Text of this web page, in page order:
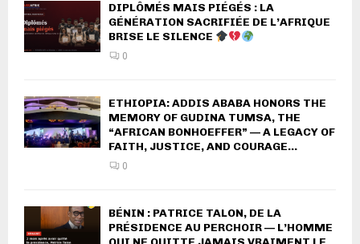
DIPLÔMÉS MAIS PIÉGÉS : LA
GÉNÉRATION SACRIFIÉE DE L’AFRIQUE
BRISE LE SILENCE
0
ETHIOPIA: ADDIS ABABA HONORS THE
MEMORY OF GUDINA TUMSA, THE
“AFRICAN BONHOEFFER” — A LEGACY OF
FAITH, JUSTICE, AND COURAGE...
0
BÉNIN : PATRICE TALON, DE LA
PRÉSIDENCE AU PERCHOIR — L’HOMME